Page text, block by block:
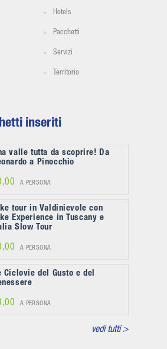
Hotels
Pacchetti
Servizi
Territorio
inseriti
valle tutta da scoprire! Da
a Pinocchio
A PERSONA
tour in Valdinievole con
Experience in Tuscany e
Slow Tour
A PERSONA
Ciclovie del Gusto e del
A PERSONA
vedi tutti >